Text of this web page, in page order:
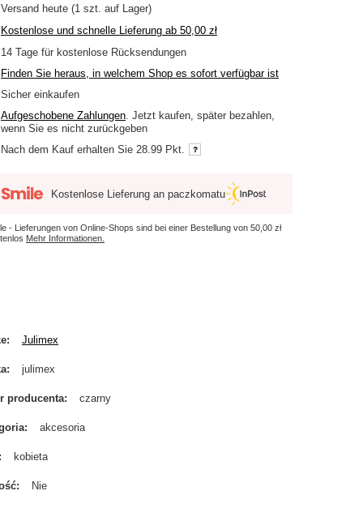
Versand heute (1 szt. auf Lager)
Kostenlose und schnelle Lieferung ab50,00 zł
14 Tage für kostenlose Rücksendungen
Finden Sie heraus, in welchem Shop es sofort verfügbar ist
Sicher einkaufen
Aufgeschobene Zahlungen . Jetzt kaufen, später bezahlen,
wenn Sie es nicht zurückgeben
Nach dem Kauf erhalten Sie28.99 Pkt.
Kostenlose Lieferung an paczkomatu
- Lieferungen von Online-Shops sind bei einer Bestellung von50,00 zł
Mehr Informationen.
Julimex
julimex
producenta czarny
akcesoria
kobieta
Nie